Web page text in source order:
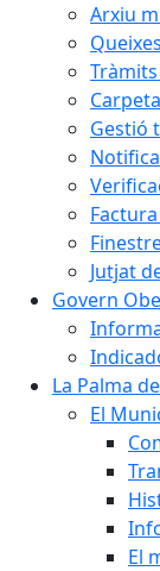
Arxiu
Gestió
Jutjat
Govern
La Palma
El
El